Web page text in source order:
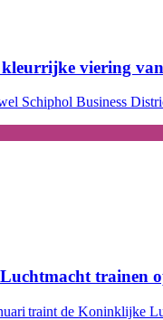
viering
Schiphol Business
trainen
traint de Koninklijke